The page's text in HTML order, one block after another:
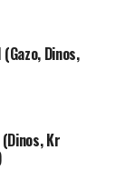
du projet.
Dinos,
Kr